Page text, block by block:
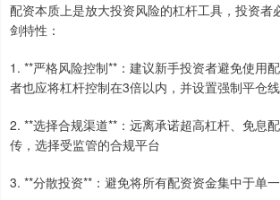
配资本质上是放大投资风险的杠杆工具，投资者
剑特性：
1. **严格风险控制**：建议新手投资者避免使用
者也应将杠杆控制在3倍以内，并设置强制平仓线
2. **选择合规渠道**：远离承诺超高杠杆、免息
传，选择受监管的合规平台
3. **分散投资**：避免将所有配资资金集中于单